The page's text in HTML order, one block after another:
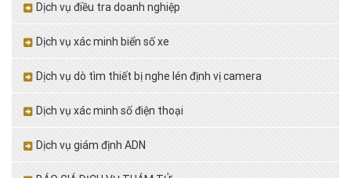
Dịch vụ điều tra doanh nghiệp
Dịch vụ xác minh biển số xe
Dịch vụ dò tìm thiết bị nghe lén định vị camera
Dịch vụ xác minh số điện thoại
Dịch vụ giám định ADN